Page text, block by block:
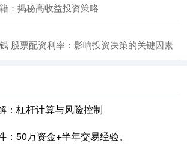
：揭秘高收益投资策略
股票配资利率：影响投资决策的关键因素
：杠杆计算与风险控制
：50万资金+半年交易经验。